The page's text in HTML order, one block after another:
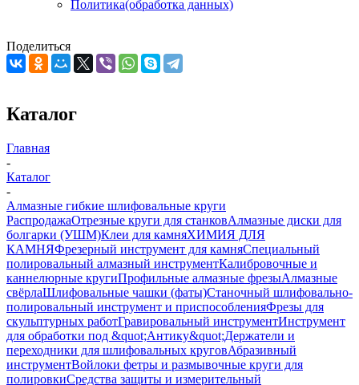
Политика(обработка данных)
Поделиться
Каталог
Главная
-
Каталог
-
Алмазные гибкие шлифовальные круги
РаспродажаОтрезные круги для станковАлмазные диски для
болгарки (УШМ)Клеи для камняХИМИЯ ДЛЯ
КАМНЯФрезерный инструмент для камняСпециальный
полировальный алмазный инструментКалибровочные и
каннелюрные кругиПрофильные алмазные фрезыАлмазные
свёрлаШлифовальные чашки (фаты)Станочный шлифовально-
полировальный инструмент и приспособленияФрезы для
скульптурных работГравировальный инструментИнструмент
для обработки под &quot;Антику&quot;Держатели и
переходники для шлифовальных круговАбразивный
инструментВойлоки фетры и размывочные круги для
полировкиСредства защиты и измерительный